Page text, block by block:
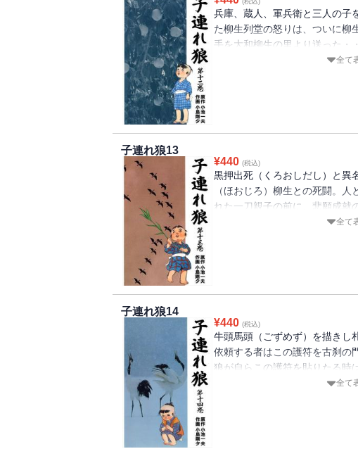
兵庫、蔵人、軍兵衛と三人の子
た柳生列堂の怒りは、ついに柳
手を大和柳生の里より送った・
ろ）柳生！危し一刀親子！！収
全て
子連れ狼13
¥440 (税込)
黒押出死（くろおしだし）と異
（ほおじろ）柳生との死闘。
れた一刀親子の前に、悲願成就
ねやれ大五郎」ほか「喰代柳生
全て
子連れ狼14
¥440 (税込)
牛頭馬頭（ごずめず）を描きし
依頼する者はこの護符を古刹の
狼が自らこの護符を貼りたる時
ある。面頬を付けた新たな刺客
全て